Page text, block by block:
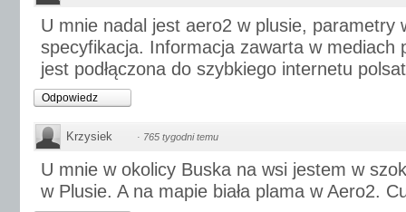
U mnie nadal jest aero2 w plusie, parametry
specyfikacja. Informacja zawarta w mediach
jest podłączona do szybkiego internetu
Odpowiedz
Krzysiek · 765 tygodni temu
U mnie w okolicy Buska na wsi jestem w
w Plusie. A na mapie biała plama w Aero2.